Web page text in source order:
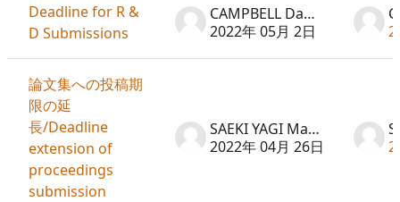
Deadline for R &
D Submissions
CAMPBELL David
2022年 05月 2日
論文集への投稿期
限の延
長/Deadline
extension of
proceedings
submission
SAEKI YAGI Machiko
2022年 04月 26日